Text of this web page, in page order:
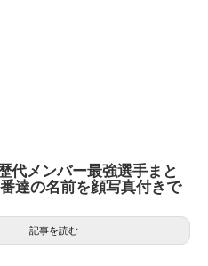
代メンバー最強選手まと
達の名前を顔写真付きで
記事を読む